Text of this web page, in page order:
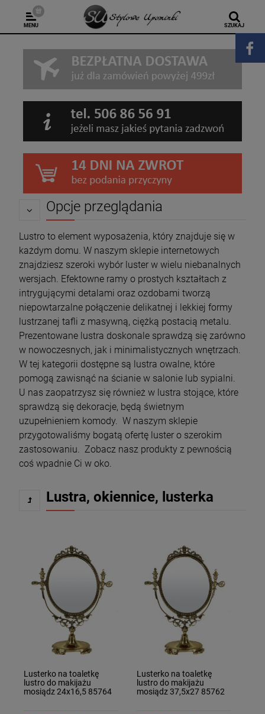
MENU SZUKAJ
Opcje przeglądania
Lustro to element wyposażenia, który znajduje się w
każdym domu. W naszym sklepie internetowych
znajdziesz szeroki wybór luster w wielu niebanalnych
wersjach. Efektowne ramy o prostych kształtach z
intrygującymi detalami oraz ozdobami tworzą
niepowtarzalne połączenie delikatnej i lekkiej formy
lustrzanej tafli z masywną, ciężką postacią metalu.
Prezentowane lustra doskonale sprawdzą się zarówno
w nowoczesnych, jak i minimalistycznych wnętrzach.
W tej kategorii dostępne są lustra owalne, które
pomogą zawisnąć na ścianie w salonie lub sypialni.
U nas zaopatrzysz się również w lustra stojące, które
sprawdzą się dekoracje, będą świetnym
uzupełnieniem komody. W naszym sklepie
przygotowaliśmy bogatą ofertę luster o szerokim
zastosowaniu. Zobacz nasz produkty z pewnością
coś wpadnie Ci w oko.
Lustra, okiennice, lusterka
Lusterko na toaletkę
lustro do makijażu
mosiądz 24x16,5 85764
Lusterko na toaletkę
lustro do makijażu
mosiądz 37,5x27 85762